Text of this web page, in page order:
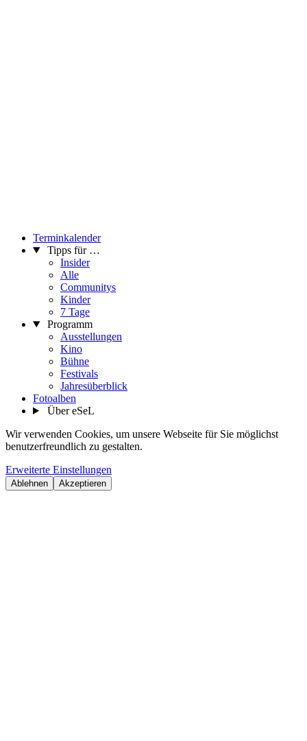
Terminkalender
Tipps für …
Insider
Alle
Communitys
Kinder
7 Tage
Programm
Ausstellungen
Kino
Bühne
Festivals
Jahresüberblick
Fotoalben
Über eSeL
Wir verwenden Cookies, um unsere Webseite für Sie möglichst
benutzerfreundlich zu gestalten.
Erweiterte Einstellungen
Ablehnen Akzeptieren